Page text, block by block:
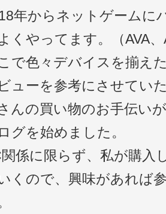
年からネットゲームに
くやってます。（AVA
で色々デバイスを揃え
ューを参考にさせてい
んの買い物のお手伝い
グを始めました。
関係に限らず、私が購入
くので、興味があれば